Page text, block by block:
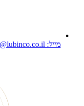
מייל: amit@lubinco.co.il